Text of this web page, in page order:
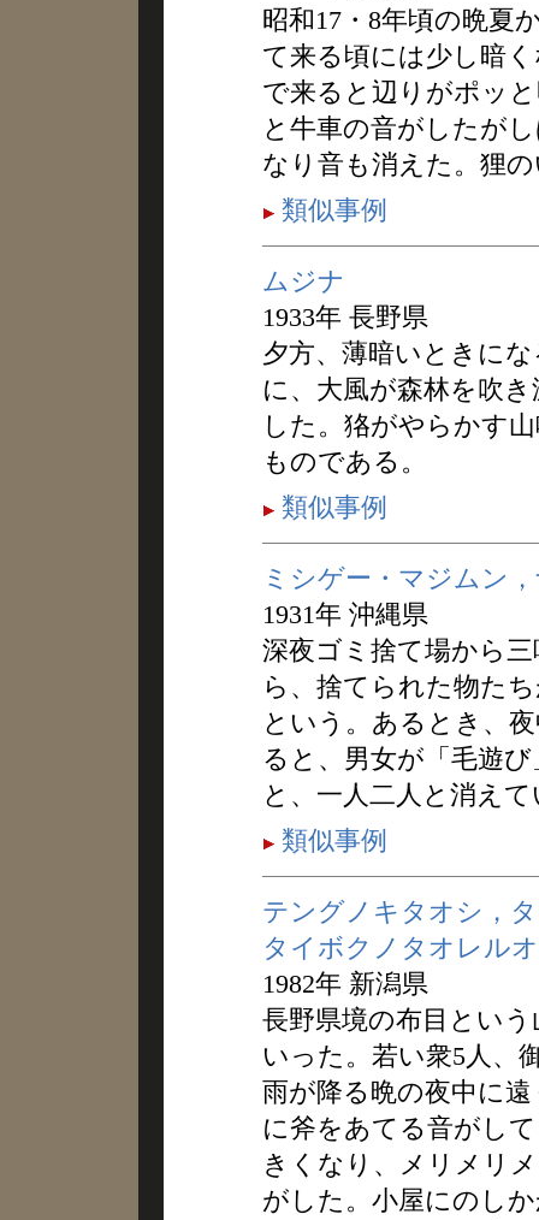
昭和17・8年頃の晩夏
て来る頃には少し暗
で来ると辺りがポッ
と牛車の音がしたが
なり音も消えた。狸
類似事例
ムジナ
1933年 長野県
夕方、薄暗いときに
に、大風が森林を吹
した。狢がやらかす
ものである。
類似事例
ミシゲー・マジムン
1931年 沖縄県
深夜ゴミ捨て場から
ら、捨てられた物た
という。あるとき、
ると、男女が「毛遊
と、一人二人と消え
類似事例
テングノキタオシ，
タイボクノタオレル
1982年 新潟県
長野県境の布目とい
いった。若い衆5人、
雨が降る晩の夜中に
に斧をあてる音がし
きくなり、メリメリ
がした。小屋にのし